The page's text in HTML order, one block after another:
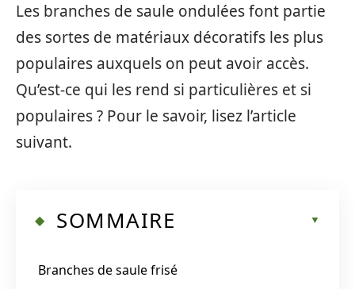
Les branches de saule ondulées font partie
des sortes de matériaux décoratifs les plus
populaires auxquels on peut avoir accès.
Qu’est-ce qui les rend si particulières et si
populaires ? Pour le savoir, lisez l’article
suivant.
SOMMAIRE
Branches de saule frisé